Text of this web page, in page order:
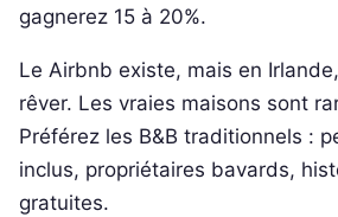
gagnerez 15 à 20%.
Le Airbnb existe, mais en
rêver. Les vraies maisons sont
Préférez les B&B traditionnels :
inclus, propriétaires bavards,
gratuites.